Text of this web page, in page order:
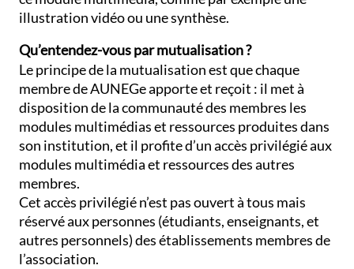
illustration vidéo ou une synthèse.
Qu’entendez-vous par mutualisation ?
Le principe de la mutualisation est que chaque
membre de AUNEGe apporte et reçoit : il met à
disposition de la communauté des membres les
modules multimédias et ressources produites dans
son institution, et il profite d’un accès privilégié aux
modules multimédia et ressources des autres
membres.
Cet accès privilégié n’est pas ouvert à tous mais
réservé aux personnes (étudiants, enseignants, et
autres personnels) des établissements membres de
l’association.